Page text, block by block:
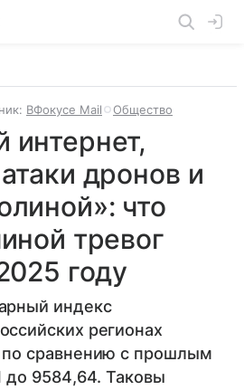
ВФокусе Mail Общество
дронов и
что
тревог
году
индекс
регионах
по сравнению с прошлым
до 9584,64. Таковы